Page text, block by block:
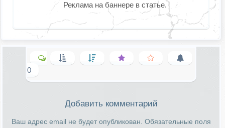
Реклама на баннере в статье.
0
Добавить комментарий
Ваш адрес email не будет опубликован. Обязательные поля